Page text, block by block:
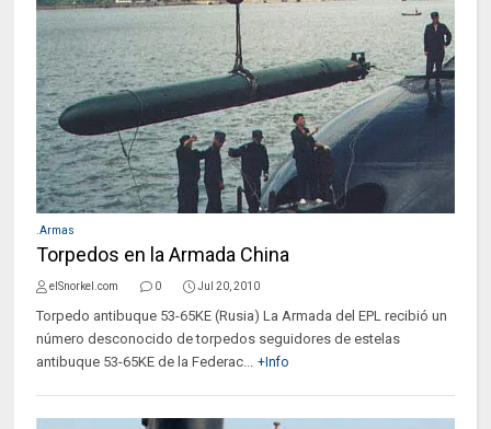
.Armas
Torpedos en la Armada China
elSnorkel.com 0 Jul 20, 2010
Torpedo antibuque 53-65KE (Rusia) La Armada del EPL recibió un
número desconocido de torpedos seguidores de estelas
antibuque 53-65KE de la Federac... +Info